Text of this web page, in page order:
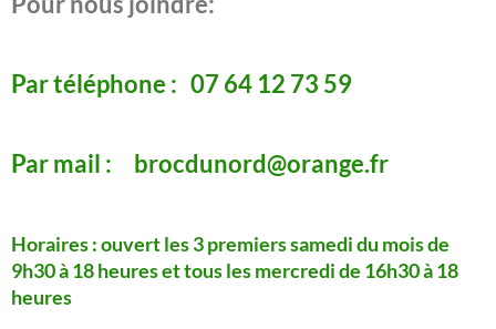
Par téléphone : 07 64 12 73 59
Par mail : brocdunord@orange.fr
Horaires : ouvert les 3 premiers samedi du mois de
9h30 à 18 heureset tous les mercredi de 16h30 à 18
heures